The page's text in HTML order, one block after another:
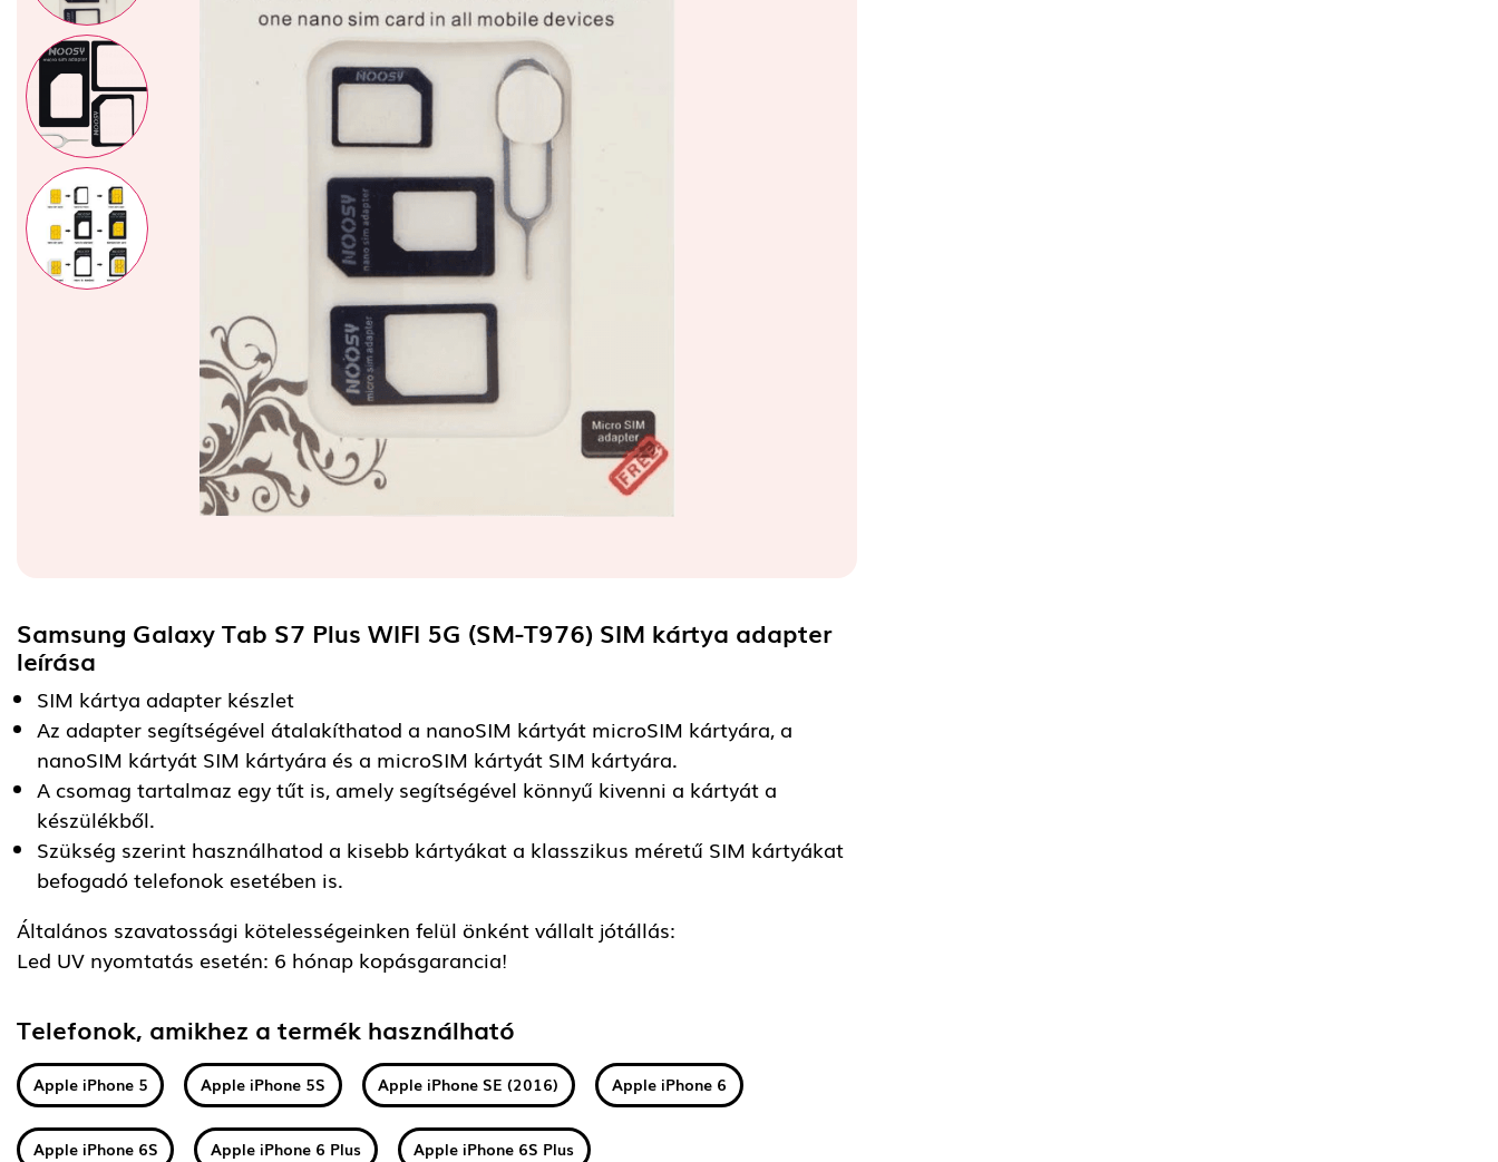
Samsung Galaxy Tab S7 Plus WIFI 5G (SM-T976) SIM kártya adapter
leírása
SIM kártya adapter készlet
Az adapter segítségével átalakíthatod a nanoSIM kártyát microSIM kártyára, a
nanoSIM kártyát SIM kártyára és a microSIM kártyát SIM kártyára.
A csomag tartalmaz egy tűt is, amely segítségével könnyű kivenni a kártyát a
készülékből.
Szükség szerint használhatod a kisebb kártyákat a klasszikus méretű SIM kártyákat
befogadó telefonok esetében is.
Általános szavatossági kötelességeinken felül önként vállalt jótállás:
Led UV nyomtatás esetén: 6 hónap kopásgarancia!
Telefonok, amikhez a termék használható
Apple iPhone 5 Apple iPhone 5S Apple iPhone SE (2016) Apple iPhone 6
Apple iPhone 6S Apple iPhone 6 Plus Apple iPhone 6S Plus